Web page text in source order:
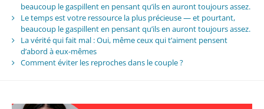
beaucoup le gaspillent en pensant qu’ils en auront toujours assez.
Le temps est votre ressource la plus précieuse — et pourtant,
beaucoup le gaspillent en pensant qu’ils en auront toujours assez.
La vérité qui fait mal : Oui, même ceux qui t’aiment pensent
d’abord à eux-mêmes
Comment éviter les reproches dans le couple ?